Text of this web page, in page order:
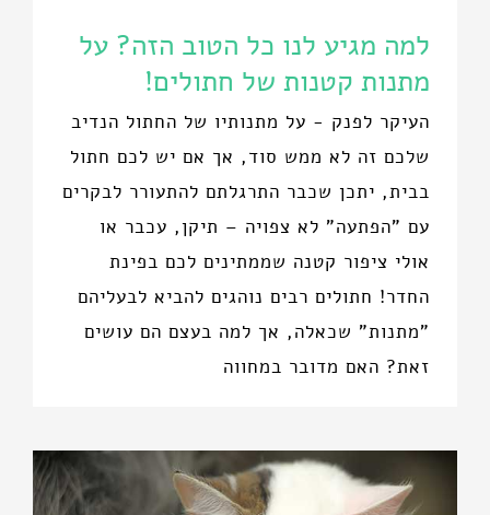
למה מגיע לנו כל הטוב הזה? על
מתנות קטנות של חתולים!
העיקר לפנק - על מתנותיו של החתול הנדיב
שלכם זה לא ממש סוד, אך אם יש לכם חתול
בבית, יתכן שכבר התרגלתם להתעורר לבקרים
עם "הפתעה" לא צפויה – תיקן, עכבר או
אולי ציפור קטנה שממתינים לכם בפינת
החדר! חתולים רבים נוהגים להביא לבעליהם
"מתנות" שכאלה, אך למה בעצם הם עושים
זאת? האם מדובר במחווה